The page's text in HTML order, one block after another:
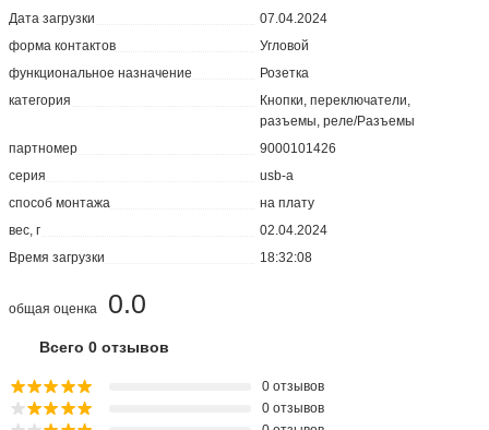
Дата загрузки
07.04.2024
форма контактов
Угловой
функциональное назначение
Розетка
категория
Кнопки, переключатели,
разъемы, реле/Разъемы
партномер
9000101426
серия
usb-a
способ монтажа
на плату
вес, г
02.04.2024
Время загрузки
18:32:08
0.0
общая оценка
Всего 0 отзывов
0 отзывов
0 отзывов